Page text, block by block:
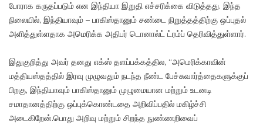
போராக கருதப்படும் என இந்தியா இறுதி எச்சரிக்கை விடுத்தது. இந்த
நிலையில், இந்தியாவும் – பாகிஸ்தானும் சண்டை நிறுத்தத்திற்கு ஒப்புதல்
அளித்துள்ளதாக அமெரிக்க அதிபர் டொனால்ட் ட்ரம்ப் தெரிவித்துள்ளார்.
இதுகுறித்து அவர் தனது எக்ஸ் தளப்பக்கத்தில, “அமெரிக்காவின்
மத்தியஸ்தத்தில் இரவு முழுவதும் நடந்த நீண்ட பேச்சுவார்த்தைகளுக்குப்
பிறகு, இந்தியாவும் பாகிஸ்தானும் முழுமையான மற்றும் உடனடி
சமாதானத்திற்கு ஒப்புக்கொண்டதை அறிவிப்பதில் மகிழ்ச்சி
அடைகிறேன்.பொது அறிவு மற்றும் சிறந்த நுண்ணறிவைப்